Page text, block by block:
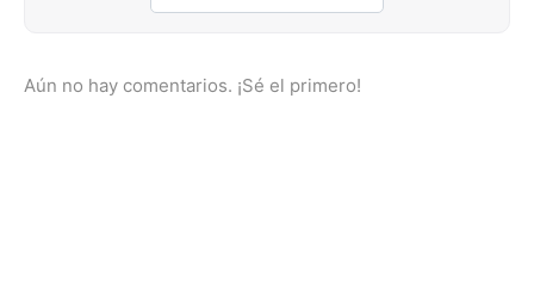
Aún no hay comentarios. ¡Sé el primero!